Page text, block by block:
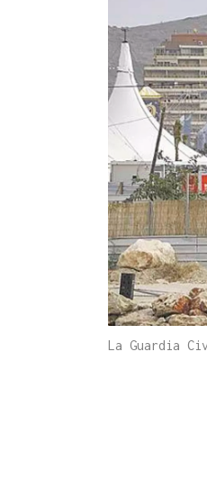
La Guardia